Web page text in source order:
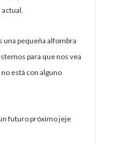
actual.
una pequeña alfombra
para que nos vea
está con alguno
futuro próximo jeje